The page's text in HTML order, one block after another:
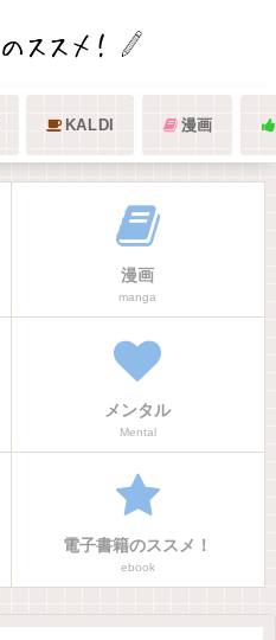
KALDI 漫画
漫画
manga
メンタル
Mental
電子書籍のススメ！
ebook